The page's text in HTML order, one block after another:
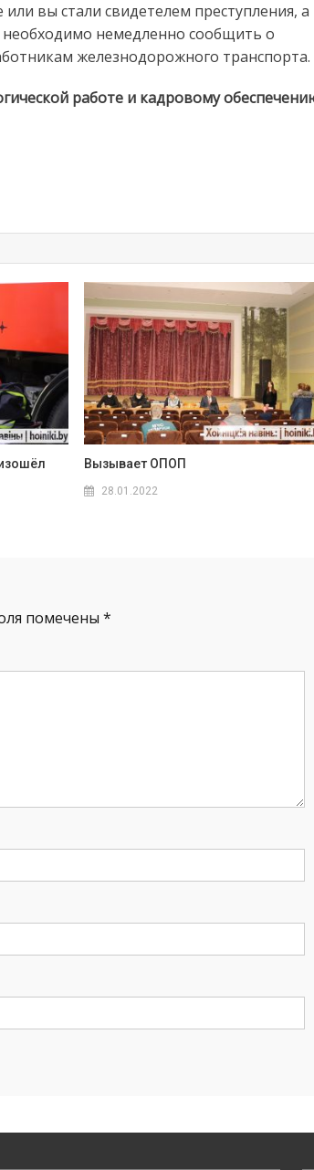
вы стали свидетелем преступления, а
немедленно сообщить о
железнодорожного транспорта.
работе и кадровому
Вызывает ОПОП
28.01.2022
помечены *